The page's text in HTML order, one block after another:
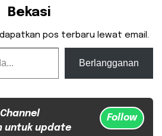
Bekasi
pos terbaru lewat email.
Berlangganan
untuk update
Follow